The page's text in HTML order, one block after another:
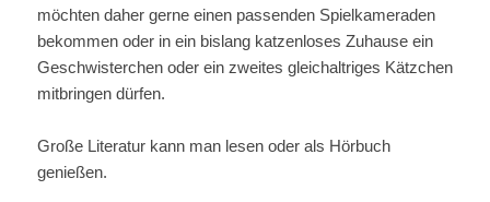
möchten daher gerne einen passenden Spielkameraden
bekommen oder in ein bislang katzenloses Zuhause ein
Geschwisterchen oder ein zweites gleichaltriges Kätzchen
mitbringen dürfen.
Große Literatur kann man lesen oder als Hörbuch
genießen.